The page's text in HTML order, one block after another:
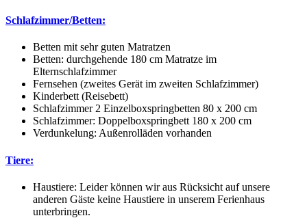
Schlafzimmer/Betten:
Betten mit sehr guten Matratzen
Betten: durchgehende 180 cm Matratze im
Elternschlafzimmer
Fernsehen (zweites Gerät im zweiten Schlafzimmer)
Kinderbett (Reisebett)
Schlafzimmer 2 Einzelboxspringbetten 80 x 200 cm
Schlafzimmer: Doppelboxspringbett 180 x 200 cm
Verdunkelung: Außenrolläden vorhanden
Tiere:
Haustiere: Leider können wir aus Rücksicht auf unsere
anderen Gäste keine Haustiere in unserem Ferienhaus
unterbringen.